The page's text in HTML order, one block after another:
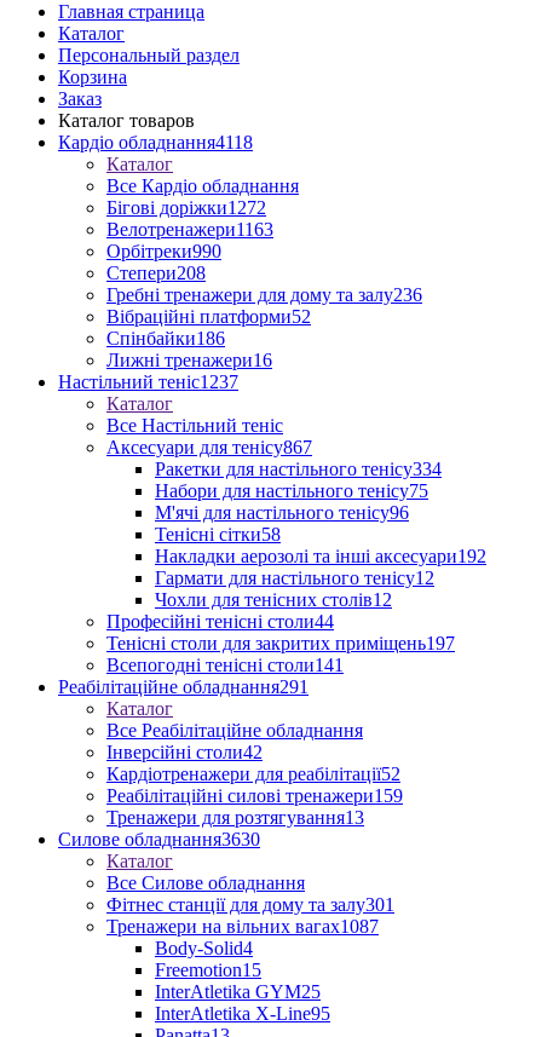
Главная страница
Каталог
Персональный раздел
Корзина
Заказ
Каталог товаров
Кардіо обладнання4118
Каталог
Все Кардіо обладнання
Бігові доріжки1272
Велотренажери1163
Орбітреки990
Степери208
Гребні тренажери для дому та залу236
Вібраційні платформи52
Спінбайки186
Лижні тренажери16
Настільний теніс1237
Каталог
Все Настільний теніс
Аксесуари для тенісу867
Ракетки для настільного тенісу334
Набори для настільного тенісу75
М'ячі для настільного тенісу96
Тенісні сітки58
Накладки аерозолі та інші аксесуари192
Гармати для настільного тенісу12
Чохли для тенісних столів12
Професійні тенісні столи44
Тенісні столи для закритих приміщень197
Всепогодні тенісні столи141
Реабілітаційне обладнання291
Каталог
Все Реабілітаційне обладнання
Інверсійні столи42
Кардіотренажери для реабілітації52
Реабілітаційні силові тренажери159
Тренажери для розтягування13
Силове обладнання3630
Каталог
Все Силове обладнання
Фітнес станції для дому та залу301
Тренажери на вільних вагах1087
Body-Solid4
Freemotion15
InterAtletika GYM25
InterAtletika X-Line95